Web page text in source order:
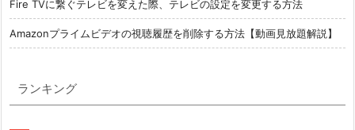
Fire TVに繋ぐテレビを変えた際、テレビの設定を変更する方法
Amazonプライムビデオの視聴履歴を削除する方法【動画見放題解説】
ランキング